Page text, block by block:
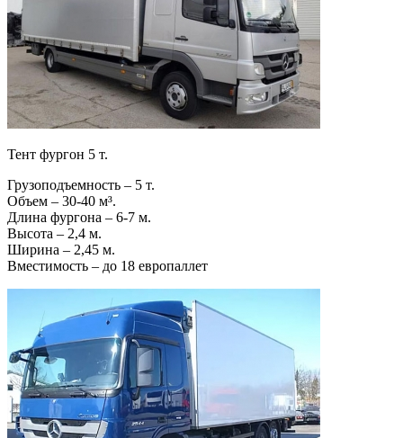
Тент фургон 5 т.
Грузоподъемность – 5 т.
Объем – 30-40 м³.
Длина фургона – 6-7 м.
Высота – 2,4 м.
Ширина – 2,45 м.
Вместимость – до 18 европаллет